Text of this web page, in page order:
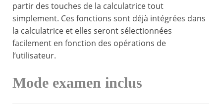
partir des touches de la calculatrice tout
simplement. Ces fonctions sont déjà intégrées dans
la calculatrice et elles seront sélectionnées
facilement en fonction des opérations de
l’utilisateur.
Mode examen inclus